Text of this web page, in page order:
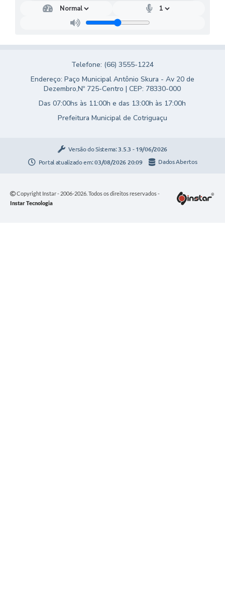
Telefone: (66) 3555-1224
Endereço: Paço Municipal Antônio Skura - Av 20 de
Dezembro,Nº 725-Centro | CEP: 78330-000
Das 07:00hs às 11:00h e das 13:00h às 17:00h
Prefeitura Municipal de Cotriguaçu
Versão do Sistema: 3.5.3 - 19/06/2026
Portal atualizado em:03/08/2026 20:09 Dados Abertos
Copyright Instar - 2006-2026. Todos os direitos reservados -
Instar Tecnologia